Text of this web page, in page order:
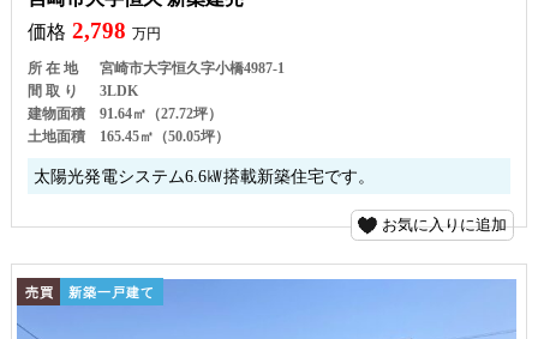
価格 2,798 万円
所 在 地
宮崎市大字恒久字小橋4987-1
間 取 り
3LDK
建物面積
91.64㎡（27.72坪）
土地面積
165.45㎡（50.05坪）
太陽光発電システム6.6㎾搭載新築住宅です。
お気に入りに追加
売買 新築一戸建て